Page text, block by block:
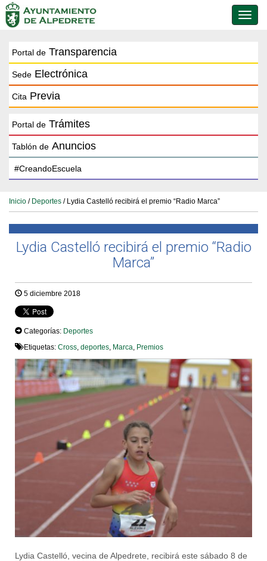
de
Portal de Transparencia
Sede Electrónica
Cita Previa
Portal de Trámites
Tablón de Anuncios
Inicio / Deportes / Lydia Castelló recibirá el premio “Radio Marca”
Lydia Castelló recibirá el premio “Radio
Marca”
5 diciembre 2018
Categorías: Deportes
Etiquetas: Cross deportes Marca Premios
Lydia Castelló, vecina de Alpedrete, recibirá este sábado 8 de